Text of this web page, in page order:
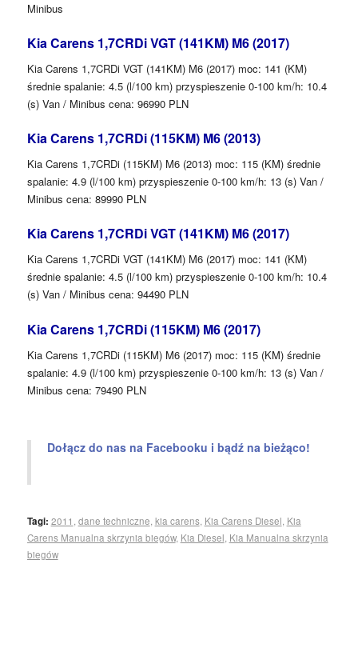
Minibus
Kia Carens 1,7CRDi VGT (141KM) M6 (2017)
Kia Carens 1,7CRDi VGT (141KM) M6 (2017) moc: 141 (KM)
średnie spalanie: 4.5 (l/100 km) przyspieszenie 0-100 km/h: 10.4
(s) Van / Minibus cena: 96990 PLN
Kia Carens 1,7CRDi (115KM) M6 (2013)
Kia Carens 1,7CRDi (115KM) M6 (2013) moc: 115 (KM) średnie
spalanie: 4.9 (l/100 km) przyspieszenie 0-100 km/h: 13 (s) Van /
Minibus cena: 89990 PLN
Kia Carens 1,7CRDi VGT (141KM) M6 (2017)
Kia Carens 1,7CRDi VGT (141KM) M6 (2017) moc: 141 (KM)
średnie spalanie: 4.5 (l/100 km) przyspieszenie 0-100 km/h: 10.4
(s) Van / Minibus cena: 94490 PLN
Kia Carens 1,7CRDi (115KM) M6 (2017)
Kia Carens 1,7CRDi (115KM) M6 (2017) moc: 115 (KM) średnie
spalanie: 4.9 (l/100 km) przyspieszenie 0-100 km/h: 13 (s) Van /
Minibus cena: 79490 PLN
Dołącz do nas na Facebooku i bądź na bieżąco!
Tagi: 2011 dane techniczne kia carens, Kia Carens Diesel Kia
Carens Manualna skrzynia biegów, Kia Diesel Kia Manualna skrzynia
biegów